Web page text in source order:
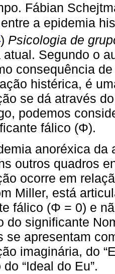
Fábian
a epidemia
) Psicologia de
atual. Segundo o
consequência
histérica, é
se dá através
podemos
fálico (Φ).
anoréxica da
outros quadros
ocorre em
Miller, está
fálico (Φ = 0) e
do significante
se apresentam
imaginária, do
“Ideal do Eu”.